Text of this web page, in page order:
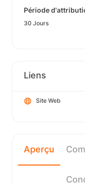
Période
30 Jours
Liens
Site Web
Aperçu